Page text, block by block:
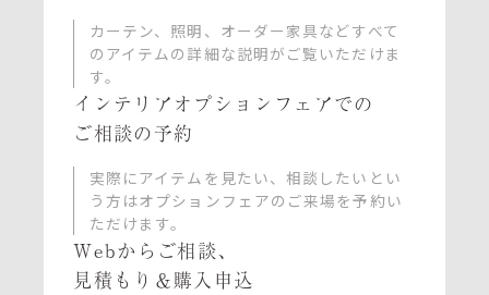
カーテン、照明、オーダー家具などすべて
のアイテムの詳細な説明がご覧いただけま
す。
インテリアオプションフェアでの
ご相談の予約
実際にアイテムを見たい、相談したいとい
う方はオプションフェアのご来場を予約い
ただけます。
Webからご相談、
見積もり＆購入申込